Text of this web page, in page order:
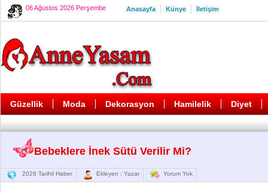
06 Ağustos 2026 Perşembe Anasayfa Künye İletişim
Güzellik Moda Dekorasyon Hamilelik Diyet
Bebeklere İnek Sütü Verilir Mi?
2026 Tarihli Haber Ekleyen : Yazar Yorum Yok